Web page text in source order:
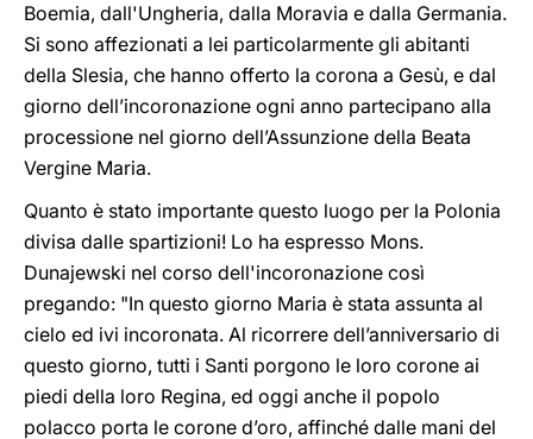
Boemia, dall'Ungheria, dalla Moravia e dalla Germania.
Si sono affezionati a lei particolarmente gli abitanti
della Slesia, che hanno offerto la corona a Gesù, e dal
giorno dell’incoronazione ogni anno partecipano alla
processione nel giorno dell’Assunzione della Beata
Vergine Maria.
Quanto è stato importante questo luogo per la Polonia
divisa dalle spartizioni! Lo ha espresso Mons.
Dunajewski nel corso dell'incoronazione così
pregando: "In questo giorno Maria è stata assunta al
cielo ed ivi incoronata. Al ricorrere dell’anniversario di
questo giorno, tutti i Santi porgono le loro corone ai
piedi della loro Regina, ed oggi anche il popolo
polacco porta le corone d’oro, affinché dalle mani del